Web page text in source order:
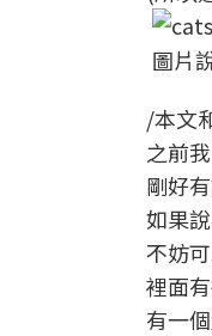
圖片
/本文
之前
剛好
如果
不妨
裡面
有一